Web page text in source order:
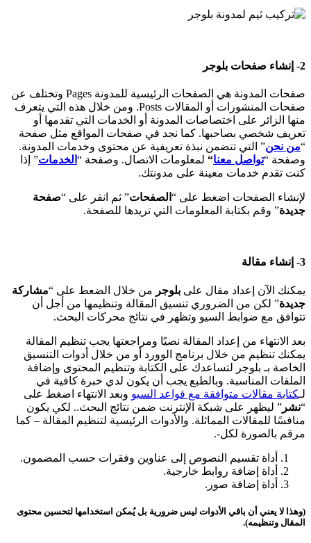
2- إنشاء صفحات بلوجر
صفحات المدونة هي الصفحات الرئيسية للمدونة Pages وتختلف عن
صفحات المنشورات أو المقالات Posts. ومن خلال هذه التي يتعرف
منها الزائر على اختصاصات المدونة أو الخدمات التي تقدمها أو
تعريف شخصي بصاحبها. كما نجد في صفحات المواقع مثل صفحة
“من نحن” التي تتضمن نبذة تعريفية عن محتوى وخدمات المدونة.
وصفحة “تواصل معنا“ لمعلومات الاتصال. وصفحة “ الخدمات” إذا
كنت تقدم خدمات معينة على مدونتك.
لإنشاء الصفحات اضغط على “ الصفحات” ثم انقر على “صفحة
جديدة” وقم بكتابة المعلومات التي تريدها للصفحة.
3- إنشاء مقالة
يمكنك الآن إعداد مقال على بلوجر من خلال الضعط على “مشاركة
جديدة” لكن من الضروري تنسيق المقالة وتنظيمها من أجل أن
تتوافق مع ضوابط السيو وتظهر في نتائج محركات البحث.
بعد الانتهاء من إعداد المقالة نصيًا ومراجعتها يجب تنظيم المقالة
يمكنك تنظيم من خلال برنامج الوورد أو من خلال أدوات التنسيق
الخاصة بـ بلوجر لتساعدك على الكتابة وتنظيم المحتوى وإضافة
الملفات المناسبة. وبالطبع يجب أن يكون لدي خبرة كافية في
لـكتابة مقالات متوافقة مع قواعد السيو وبعد الانتهاء اضغط على
“نشر ” ليظهر على شبكة الإنترنت ضمن نتائج البحث.. لكي يكون
منافسًا للمقالات المماثلة. والأدوات الرئيسية لتنظيم المقالة – كما
مرقم بالصورة لكل-.
أداة تقسيم النصوص إلى عناوين وفقرات حسب المضمون.
أداة إضافة روابط خارجية.
أداة إضافة صور.
(وهذا لا يعني أن باقي الأدوات ليس ضرورية بل يُمكن استخدامها لتحسين محتوى
المقال وتنظيمه).